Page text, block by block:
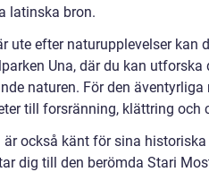
latinska bron.
ute efter naturupplevelser kan
Una, där du kan
naturen. För den
till forsränning, klättring och
är också känt för sina
dig till den berömda Stari